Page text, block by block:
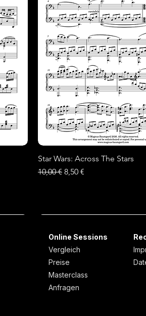
Schnellansicht
Star Wars: Across The Stars
Standardpreis
10,00 € Sale-Preis
8,50 €
Online Sessions
Vergleich
Preise
Masterclass
Anfragen